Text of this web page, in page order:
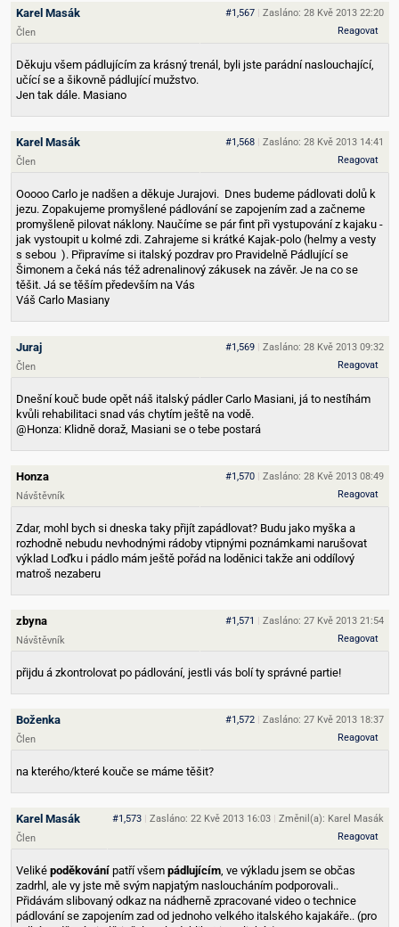
Karel Masák
Člen
#1,567 | Zasláno: 28 Kvě 2013 22:20
Reagovat
Děkuju všem pádlujícím za krásný trenál, byli jste parádní naslouchající,
učící se a šikovně pádlující mužstvo.
Jen tak dále. Masiano
Karel Masák
Člen
#1,568 | Zasláno: 28 Kvě 2013 14:41
Reagovat
Ooooo Carlo je nadšen a děkuje Jurajovi. Dnes budeme pádlovati dolů k
jezu. Zopakujeme promyšlené pádlování se zapojením zad a začneme
promyšleně pilovat náklony. Naučíme se pár fint při vystupování z kajaku -
jak vystoupit u kolmé zdi. Zahrajeme si krátké Kajak-polo (helmy a vesty
s sebou ). Připravíme si italský pozdrav pro Pravidelně Pádlující se
Šimonem a čeká nás též adrenalinový zákusek na závěr. Je na co se
těšit. Já se těším především na Vás
Váš Carlo Masiany
Juraj
Člen
#1,569 | Zasláno: 28 Kvě 2013 09:32
Reagovat
Dnešní kouč bude opět náš italský pádler Carlo Masiani, já to nestíhám
kvůli rehabilitacisnad vás chytím ještě na vodě.
@Honza: Klidně doraž, Masiani se o tebe postará
Honza
Návštěvník
#1,570 | Zasláno: 28 Kvě 2013 08:49
Reagovat
Zdar, mohl bych si dneska taky přijít zapádlovat? Budu jako myška a
rozhodně nebudu nevhodnými rádoby vtipnými poznámkami narušovat
výklad Loďku i pádlo mám ještě pořád na loděnici takže ani oddílový
matroš nezaberu
zbyna
Návštěvník
#1,571 | Zasláno: 27 Kvě 2013 21:54
Reagovat
přijdu á zkontrolovat po pádlování, jestli vás bolí ty správné partie!
Boženka
Člen
#1,572 | Zasláno: 27 Kvě 2013 18:37
Reagovat
na kterého/které kouče se máme těšit?
Karel Masák
Člen
#1,573 | Zasláno: 22 Kvě 2013 16:03 | Změnil(a): Karel Masák
Reagovat
Veliké poděkovánípatří všem pádlujícím, ve výkladu jsem se občas
zadrhl, ale vy jste mě svým napjatým nasloucháním podporovali..
Přidávám slibovaný odkaz na nádherně zpracované video o technice
pádlování se zapojením zad od jednoho velkého italského kajakáře.. (pro